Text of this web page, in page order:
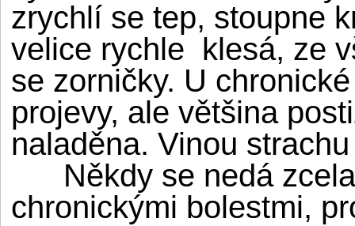
zrychlí se tep, stoupne
velice rychle klesá, ze
se zorničky. U
projevy, ale většina
naladěna. Vinou
Někdy se nedá zcela
chronickými bolestmi,